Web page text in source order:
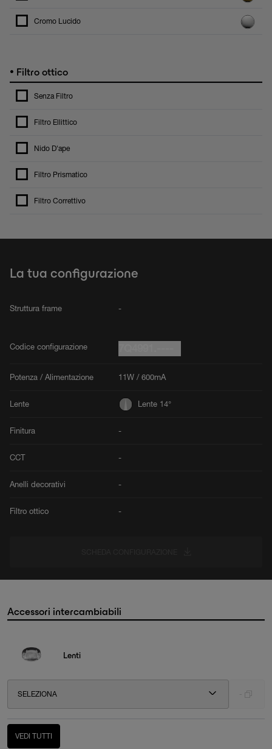
Cromo Lucido
• Filtro ottico
Senza Filtro
Filtro Ellittico
Nido D'ape
Filtro Prismatico
Filtro Correttivo
La tua configurazione
Struttura frame -
Codice configurazione
Potenza / Alimentazione 11W / 600mA
Lente Lente 14°
Finitura -
CCT -
Anelli decorativi -
Filtro ottico -
Accessori intercambiabili
Lenti
SELEZIONA
VEDI TUTTI